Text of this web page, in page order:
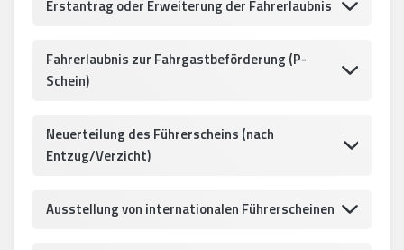
Erstantrag oder Erweiterung der Fahrerlaubnis
Fahrerlaubnis zur Fahrgastbeförderung (P-
Schein)
Neuerteilung des Führerscheins (nach
Entzug/Verzicht)
Ausstellung von internationalen Führerscheinen